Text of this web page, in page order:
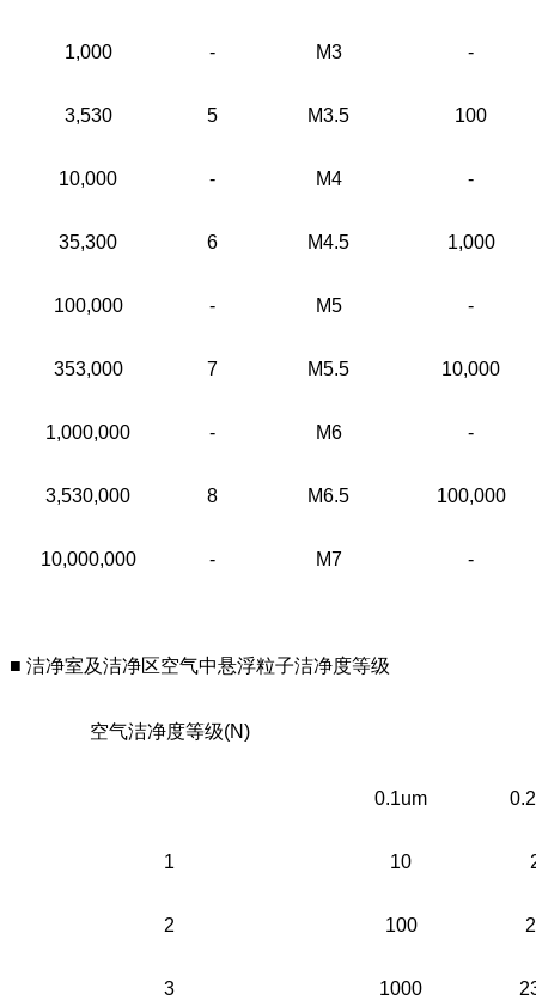
1,000 - M3 -
3,530 5 M3.5 100
10,000 - M4 -
35,300 6 M4.5 1,000
100,000 - M5 -
353,000 7 M5.5 10,000
1,000,000 - M6 -
3,530,000 8 M6.5 100,000
10,000,000 - M7 -
■ 洁净室及洁净区空气中悬浮粒子洁净度等级
空气洁净度等级(N)
0.1um
1 10
2 100
3 1000